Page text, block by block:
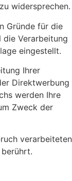
widersprechen.
Gründe für die
Verarbeitung
eingestellt.
Ihrer
Direktwerbung
werden Ihre
Zweck der
verarbeiteten